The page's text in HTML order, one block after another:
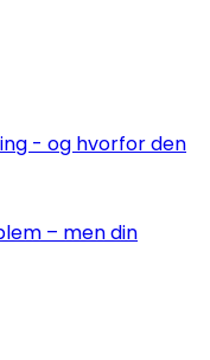
- og hvorfor den
– men din